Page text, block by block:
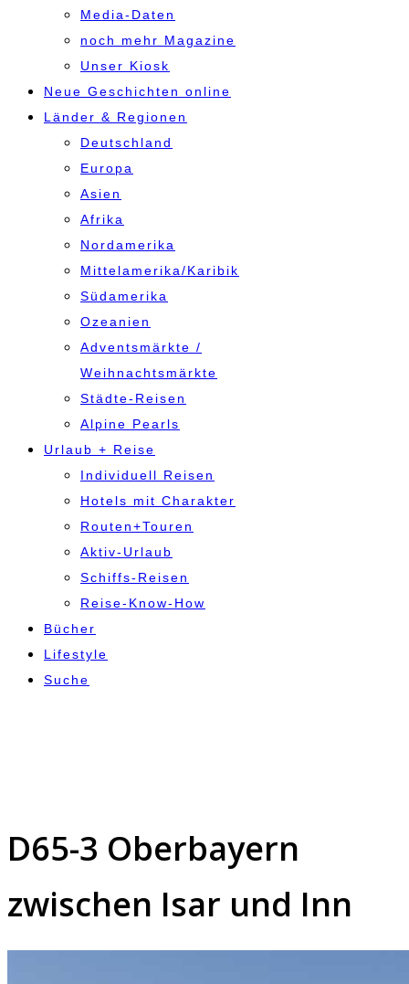
Media-Daten
noch mehr Magazine
Unser Kiosk
Neue Geschichten online
Länder & Regionen
Deutschland
Europa
Asien
Afrika
Nordamerika
Mittelamerika/Karibik
Südamerika
Ozeanien
Adventsmärkte /
Weihnachtsmärkte
Städte-Reisen
Alpine Pearls
Urlaub + Reise
Individuell Reisen
Hotels mit Charakter
Routen+Touren
Aktiv-Urlaub
Schiffs-Reisen
Reise-Know-How
Bücher
Lifestyle
Suche
D65-3 Oberbayern
zwischen Isar und Inn